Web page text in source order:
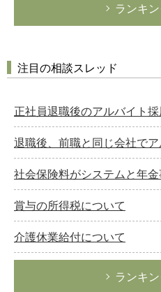
ランキ
注目の相談スレッド
正社員退職後のアルバイト
退職後、前職と同じ会社で
社会保険料がシステムと年
賞与の所得税について
介護休業給付について
ランキ